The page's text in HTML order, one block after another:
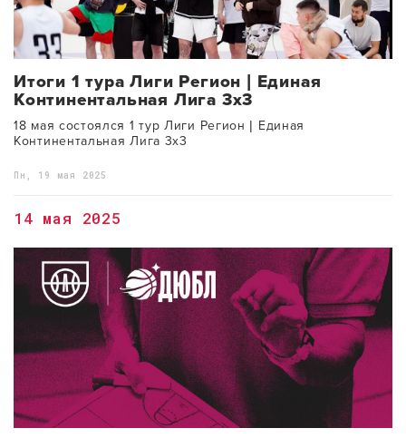
Итоги 1 тура Лиги Регион | Единая
Континентальная Лига 3x3
18 мая состоялся 1 тур Лиги Регион | Единая
Континентальная Лига 3x3
Пн, 19 мая 2025
14 мая 2025